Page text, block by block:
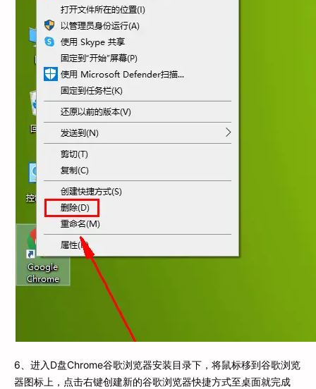
6、进入D盘Chrome谷歌浏览器安装目录下，将鼠标移到谷歌浏览
器图标上，点击右键创建新的谷歌浏览器快捷方式至桌面就完成